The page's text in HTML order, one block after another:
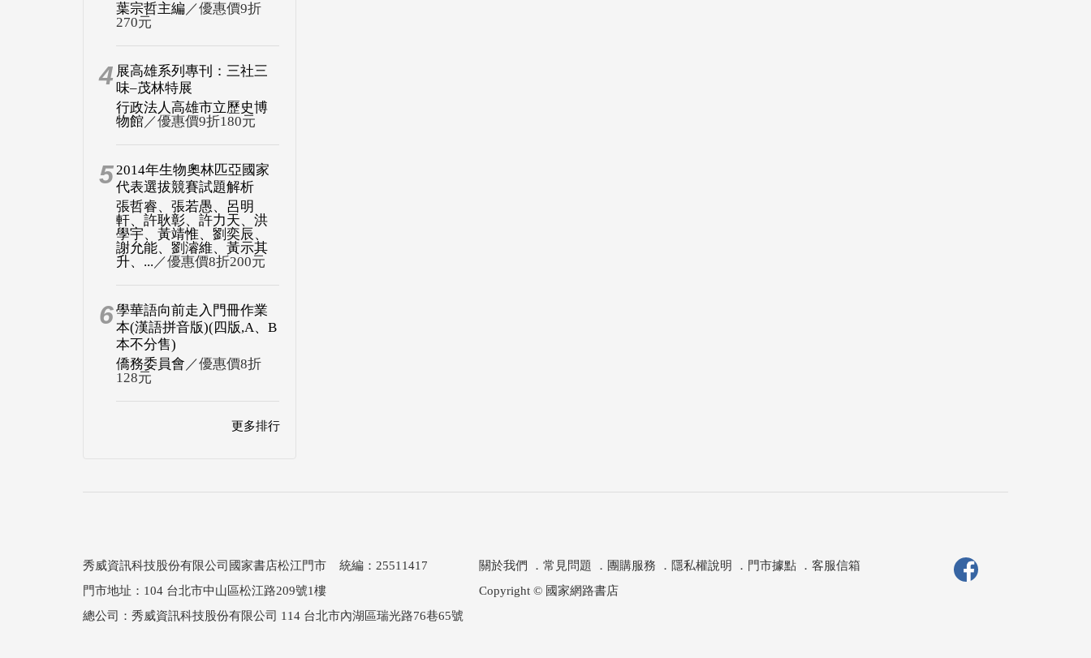
葉宗哲主編 ／優惠價9折
270元
4 展高雄系列專刊：三社三
味–茂林特展
行政法人高雄市立歷史博
物館／優惠價9折180元
52014年生物奧林匹亞國家
代表選拔競賽試題解析
張哲睿、張若愚、呂明
軒、許耿彰、許力天、洪
學宇、黃靖惟、劉奕辰、
謝允能、劉濬維、黃示其
升、... ／優惠價8折200元
6學華語向前走入門冊作業
本(漢語拼音版)(四版,A、B
本不分售)
僑務委員會 ／優惠價8折
128元
更多排行
秀威資訊科技股份有限公司國家書店松江門市 統編：25511417
門市地址：104 台北市中山區松江路209號1樓
關於我們 ． 常見問題 ． 團購服務 ． 隱私權說明 ． 門市據點． 客服信箱
Copyright © 國家網路書店
總公司：秀威資訊科技股份有限公司 114 台北市內湖區瑞光路76巷65號